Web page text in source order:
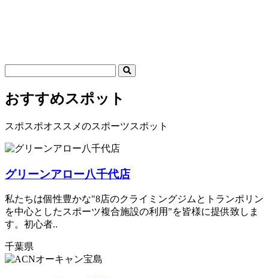
おすすめスポット
スポスポオススメのスポーツスポット
グリーンアロー八千代店
私たちは個性豊かな"8店のクライミングジムとトランポリン
を中心としたスポーツ複合施設の利用"を皆様に提供致しま
す。初心者..
千葉県